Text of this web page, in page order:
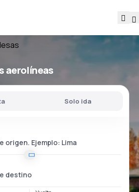
aerolíneas
Solo ida